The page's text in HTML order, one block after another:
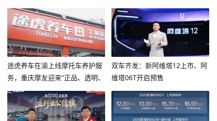
途虎养车在渝上线摩托车养护服
务，重庆摩友迎来“正品、透明、
专业”新选择
双车齐发：新阿维塔12上市、阿
维塔06T开启预售